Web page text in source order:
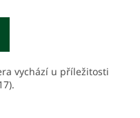
vychází u příležitosti